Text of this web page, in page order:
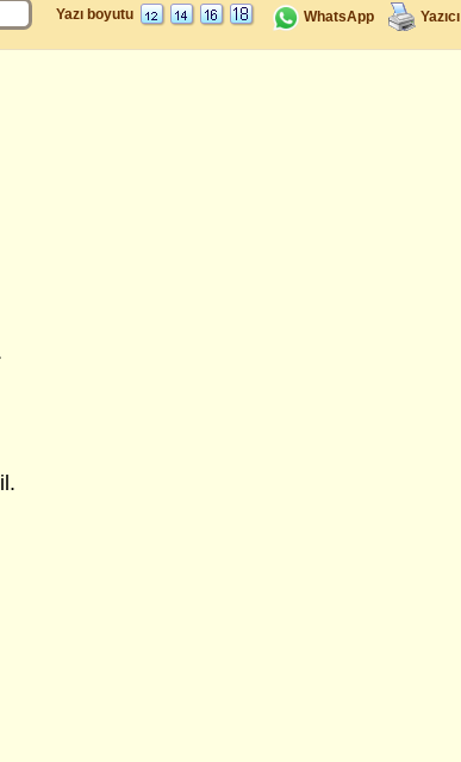
Yazı boyutu WhatsApp Yazıcı